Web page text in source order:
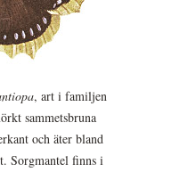
, art i familjen
sammetsbruna
och äter bland
Sorgmantel finns i